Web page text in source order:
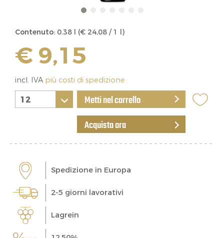
Contenuto: 0.38 l (€ 24,08 / 1 l)
€ 9,15
incl. IVA più costi di spedizione
Metti nel carrello
Acquista ora
Spedizione in Europa
2-5 giorni lavorativi
Lagrein